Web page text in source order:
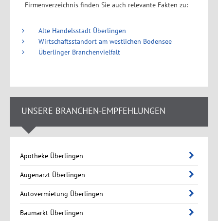
Firmenverzeichnis finden Sie auch relevante Fakten zu:
Alte Handelsstadt Überlingen
Wirtschaftsstandort am westlichen Bodensee
Überlinger Branchenvielfalt
UNSERE BRANCHEN-EMPFEHLUNGEN
Apotheke Überlingen
Augenarzt Überlingen
Autovermietung Überlingen
Baumarkt Überlingen